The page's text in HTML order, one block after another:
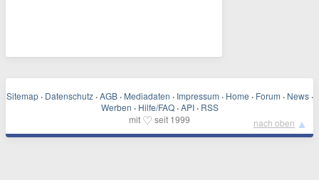
Sitemap · Datenschutz · AGB · Mediadaten · Impressum · Home · Forum · News ·
Werben · Hilfe/FAQ · API · RSS
mit ♡ seit 1999 nach oben ▲